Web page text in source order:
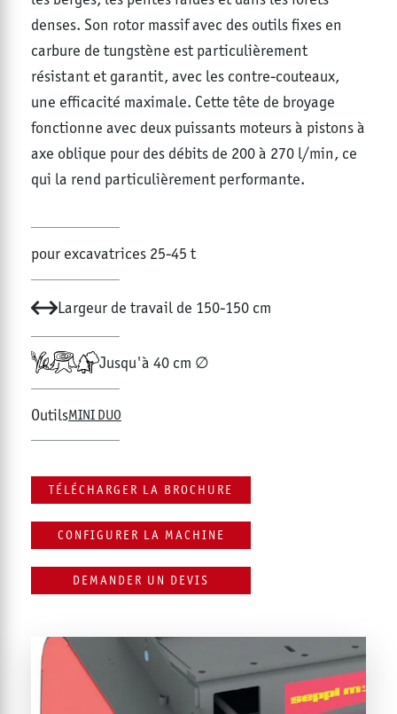
denses. Son rotor massif avec des outils fixes en
carbure de tungstène est particulièrement
résistant et garantit, avec les contre-couteaux,
une efficacité maximale. Cette tête de broyage
fonctionne avec deux puissants moteurs à pistons à
axe oblique pour des débits de 200 à 270 l/min, ce
qui la rend particulièrement performante.
pour excavatrices 25-45 t
Largeur de travail de 150-150 cm
Jusqu'à 40 cm ∅
OutilsMINI DUO
TÉLÉCHARGER LA BROCHURE
CONFIGURER LA MACHINE